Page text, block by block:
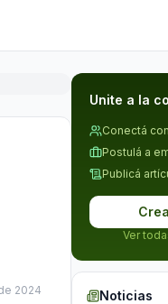
2024
Unite a la
Conectá
Postulá a
Publicá
Ver
Noticias